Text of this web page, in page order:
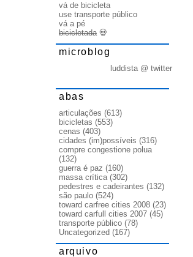
vá de bicicleta
use transporte público
vá a pé
bicicletada💀
microblog
luddista @ twitter
abas
articulações (613)
bicicletas (553)
cenas (403)
cidades (im)possíveis (316)
compre congestione polua
(132)
guerra é paz (160)
massa crítica(302)
pedestres e cadeirantes (132)
são paulo (524)
toward carfree cities 2008 (23)
toward carfull cities 2007 (45)
transporte público (78)
Uncategorized (167)
arquivo